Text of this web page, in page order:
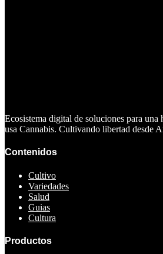
Ecosistema digital de soluciones para una
usa Cannabis. Cultivando libertad desde
Contenidos
Cultivo
Variedades
Salud
Guias
Cultura
Productos